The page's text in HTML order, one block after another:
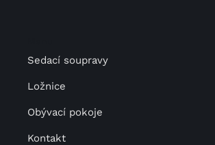
Sedací soupravy
Ložnice
Obývací pokoje
Kontakt